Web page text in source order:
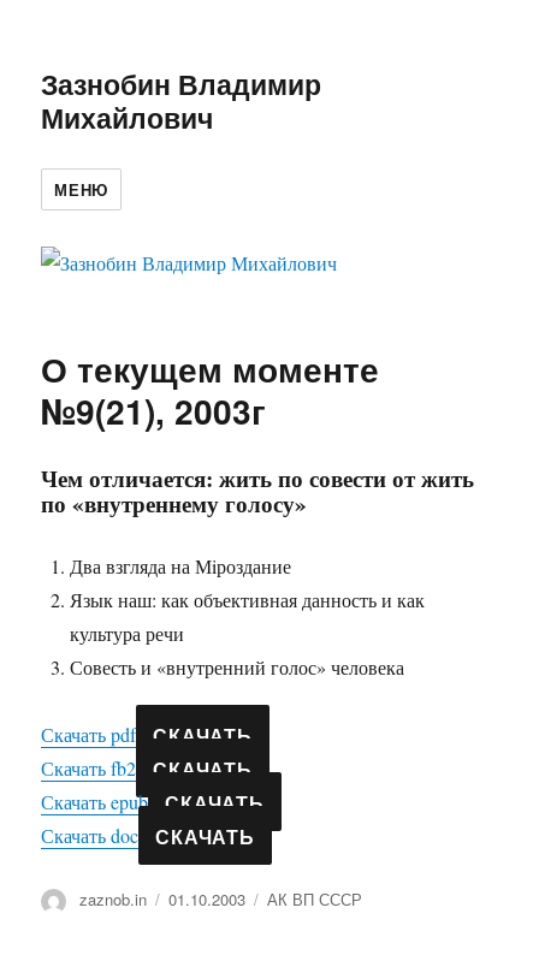
Зазнобин Владимир
Михайлович
МЕНЮ
О текущем моменте
№9(21), 2003г
Чем отличается: жить по совести от жить
по «внутреннему голосу»
Два взгляда на Мiроздание
Язык наш: как объективная данность и как
культура речи
Совесть и «внутренний голос» человека
Скачать pdf СКАЧАТЬ
Скачать fb2 СКАЧАТЬ
Скачать epub СКАЧАТЬ
Скачать doc СКАЧАТЬ
Автор
zaznob.in Опубликовано
01.10.2003 Рубрики
АК ВП СССР